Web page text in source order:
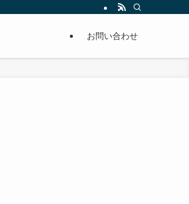
に分かりやすくまとめています。
お問い合わせ